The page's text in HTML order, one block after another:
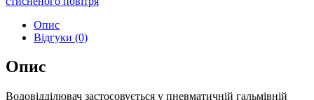
Опис
Відгуки (0)
Опис
Водовідділювач застосовується у пневматичній гальмівній